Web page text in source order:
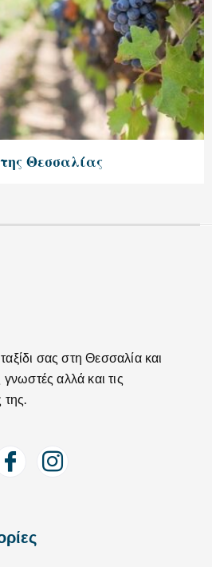
Θεσσαλίας
σας στη Θεσσαλία και
αλλά και τις
της.